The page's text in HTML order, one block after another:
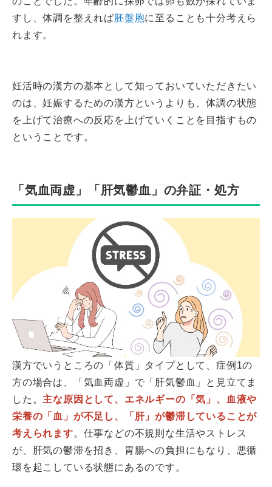
すし、体調を整えれば胚盤胞に至ることも十分考えら
れます。
妊活時の漢方の基本として知っておいていただきたい
のは、妊娠するための漢方というよりも、体調の状態
を上げて治療への反応を上げていくことを目指すもの
ということです。
「気血両虚」「肝気鬱血」の弁証・処方
漢方でいうところの「体質」タイプとして、症例1の
方の場合は、「気血両虚」で「肝気鬱血」と見立てま
した。 主な原因として、エネルギーの「気」、血液や
栄養の「血」が不足し、「肝」が鬱滞していることが
考えられます。仕事などの不規則な生活やストレス
が、肝気の鬱滞を招き、胃腸への負担にもなり、悪循
環を起こしている状態にあるのです。